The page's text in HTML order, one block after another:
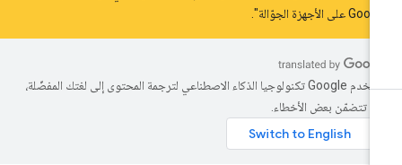
.
تستخدم Google تكنولوجيا الذكاء الاصطناعي لترجمة المحتوى إلى لغتك المفضّلة،
تتضمّن بعض الأخطاء.